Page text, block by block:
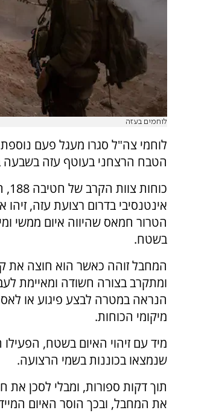
לוחמים בעזה
לוחמי צה"ל סגרו מעגל פעם
הטבח הרצחני בעוטף עזה בשבעה
אינטנסיבי בדרום רצועת עזה,
הטרור חמאס שהיווה איום ממשי
בשטח.
המחבל זוהה כאשר הוא חוצה את
ומתקרב בצורה חשודה ומאיימת
הנראה במטרה לבצע פיגוע או
מיקומי הכוחות.
מיד עם זיהוי האיום בשטח,
שנמצאו בכוננות בשמי הרצועה.
תוך דקות ספורות, ומבלי לסכן את
את המחבל, ובכך הוסר האיום